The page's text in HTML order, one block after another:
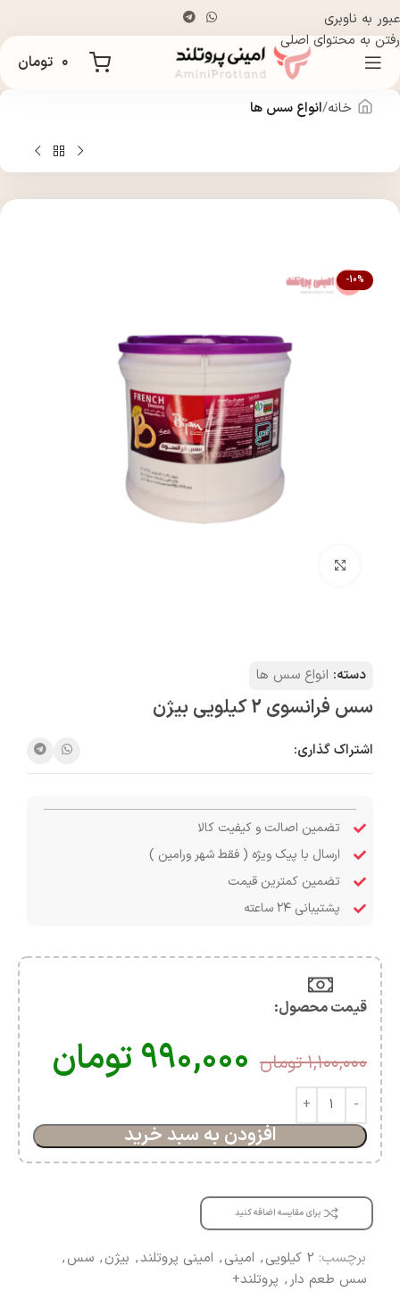
عبور به ناوبری
رفتن به محتوای اصلی
۰ تومان
خانه انواع سس ها
-10%
دسته: انواع سس ها
سس فرانسوی 2 کیلویی بیژن
اشتراک گذاری:
تضمین اصالت و کیفیت کالا
ارسال با پیک ویژه ( فقط شهر ورامین )
تضمین کمترین قیمت
پشتیبانی ۲۴ ساعته
قیمت محصول:​
۱,۱۰۰,۰۰۰ تومان ۹۹۰,۰۰۰تومان
افزودن به سبد خرید
برای مقایسه اضافه کنید
برچسب: 2 کیلویی , امینی, امینی پروتلند, بیژن, سس,
سس طعم دار, پروتلند+